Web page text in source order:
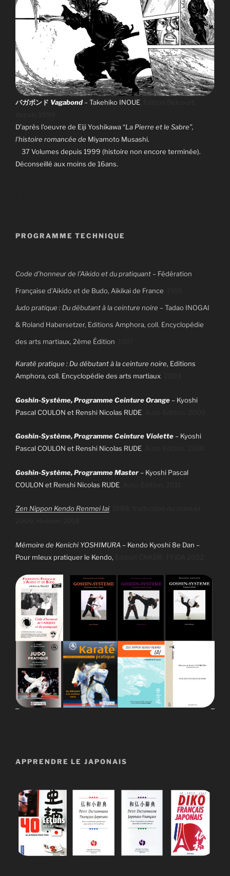
バガボンド Vagabond– Takehiko INOUE
D’après l’oeuvre de Eiji Yoshikawa “La Pierre et le Sabre”,
l’histoire romancée de Miyamoto Musashi.
37 Volumes depuis 1999 (histoire non encore terminée).
Déconseillé aux moins de 16ans.
PROGRAMME TECHNIQUE
Code d’honneur de l’Aikido et du pratiquant – Fédération
Française d’Aikido et de Budo, Aikikai de France
Judo pratique : Du débutant à la ceinture noire –Tadao INOGAI
& Roland Habersetzer, Editions Amphora, coll. Encyclopédie
des arts martiaux, 2ème Édition
Karaté pratique : Du débutant à la ceinture noire, Editions
Amphora, coll. Encyclopédie des arts martiaux
Goshin-Système, Programme Ceinture Orange– Kyoshi
Pascal COULON et Renshi Nicolas RUDE
Goshin-Système, Programme Ceinture Violette– Kyoshi
Pascal COULON et Renshi Nicolas RUDE
Goshin-Système, Programme Master– Kyoshi Pascal
COULON et Renshi Nicolas RUDE
Zen Nippon Kendo Renmei Iai
Mémoire de Kenichi YOSHIMURA – Kendo Kyoshi 8e Dan –
Pour mIeux pratiquer le Kendo,
APPRENDRE LE JAPONAIS